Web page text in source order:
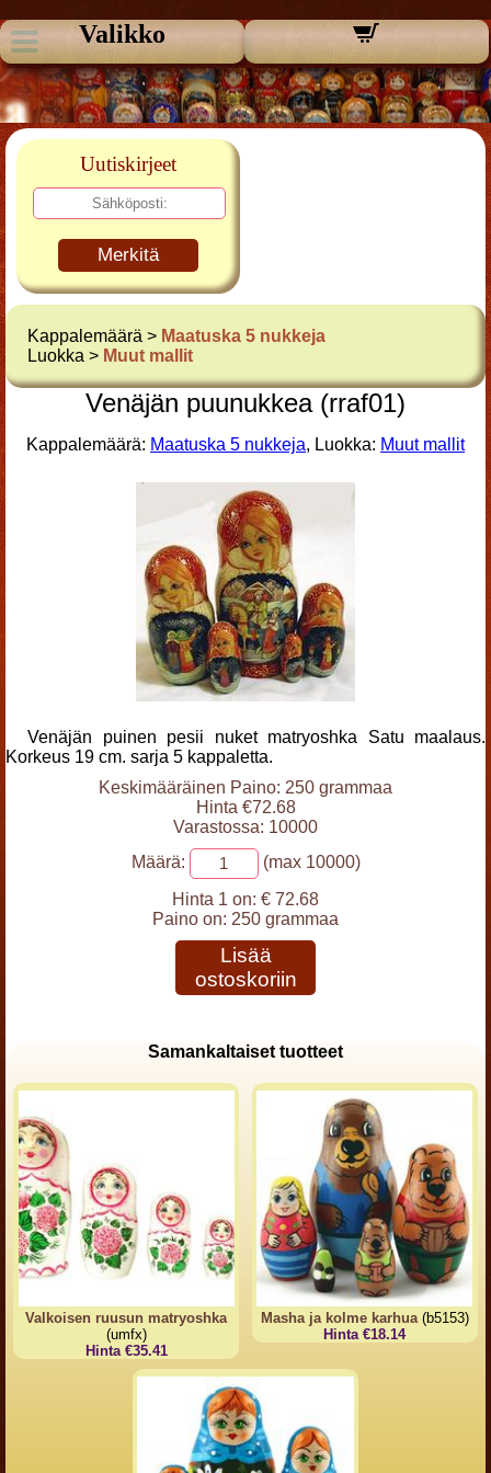
Valikko
Uutiskirjeet
Merkitä
Kappalemäärä > Maatuska 5 nukkeja
Luokka > Muut mallit
Venäjän puunukkea (rraf01)
Kappalemäärä: Maatuska 5 nukkeja, Luokka: Muut mallit
Venäjän puinen pesii nuket matryoshka Satu maalaus.
Korkeus 19 cm. sarja 5 kappaletta.
Keskimääräinen Paino: 250 grammaa
Hinta €72.68
Varastossa: 10000
Määrä:
(max 10000)
Hinta 1 on: € 72.68
Paino on: 250 grammaa
Lisää
ostoskoriin
Samankaltaiset tuotteet
Valkoisen ruusun matryoshka
(umfx)
Hinta €35.41
Masha ja kolme karhua(b5153)
Hinta €18.14